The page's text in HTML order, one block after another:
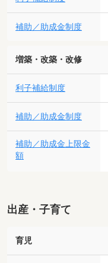
補助／助成金制度
増築・改築・改修
利子補給制度
補助／助成金制度
補助／助成金上限金
額
出産・子育て
育児